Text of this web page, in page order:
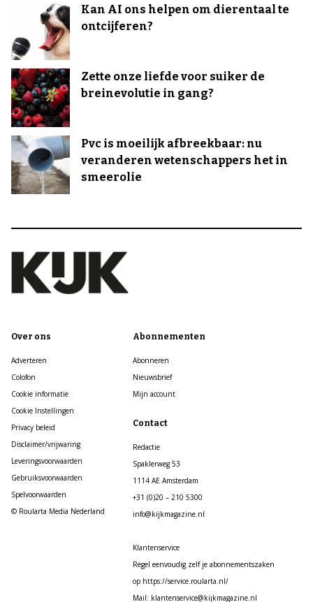
Kan AI ons helpen om dierentaal te
ontcijferen?
Zette onze liefde voor suiker de
breinevolutie in gang?
Pvc is moeilijk afbreekbaar: nu
veranderen wetenschappers het in
smeerolie
Over ons
Adverteren
Colofon
Cookie informatie
Cookie Instellingen
Privacy beleid
Disclaimer/vrijwaring
Leveringsvoorwaarden
Gebruiksvoorwaarden
Spelvoorwaarden
© Roularta Media Nederland
Abonnementen
Abonneren
Nieuwsbrief
Mijn account
Contact
Redactie
Spaklerweg 53
1114 AE Amsterdam
+31 (0)20 – 210 5300
info@kijkmagazine.nl
Klantenservice
Regel eenvoudig zelf je abonnementszaken
op https://service.roularta.nl/
Mail: klantenservice@kijkmagazine.nl